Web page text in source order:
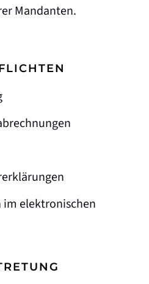
Mandanten.
elektronischen